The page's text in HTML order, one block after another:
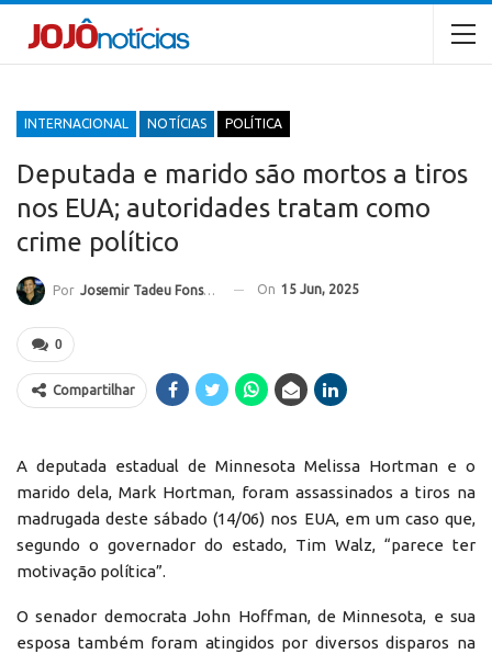
INTERNACIONAL NOTÍCIAS POLÍTICA
Deputada e marido são mortos a tiros
nos EUA; autoridades tratam como
crime político
Por Josemir Tadeu Fonseca On 15 Jun, 2025
0
Compartilhar
A deputada estadual de Minnesota Melissa Hortman e o
marido dela, Mark Hortman, foram assassinados a tiros na
madrugada deste sábado (14/06) nos EUA, em um caso que,
segundo o governador do estado, Tim Walz, “parece ter
motivação política”.
O senador democrata John Hoffman, de Minnesota, e sua
esposa também foram atingidos por diversos disparos na